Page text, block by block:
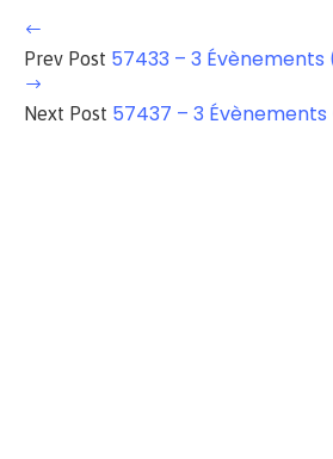
Prev Post 57433 – 3
Next Post 57437 – 3